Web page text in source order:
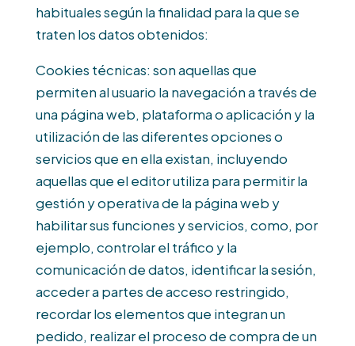
habituales según la finalidad para la que se
traten los datos obtenidos:
Cookies técnicas: son aquellas que
permiten al usuario la navegación a través de
una página web, plataforma o aplicación y la
utilización de las diferentes opciones o
servicios que en ella existan, incluyendo
aquellas que el editor utiliza para permitir la
gestión y operativa de la página web y
habilitar sus funciones y servicios, como, por
ejemplo, controlar el tráfico y la
comunicación de datos, identificar la sesión,
acceder a partes de acceso restringido,
recordar los elementos que integran un
pedido, realizar el proceso de compra de un